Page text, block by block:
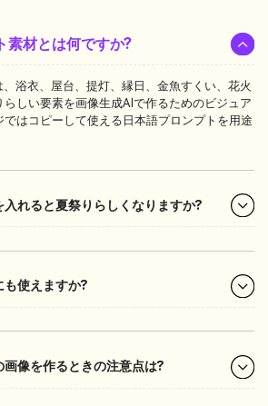
素材とは何ですか?
浴衣、屋台、提灯、縁日、金魚すくい、花火
しい要素を画像生成AIで作るためのビジュア
はコピーして使える日本語プロンプトを用途
れると夏祭りらしくなりますか?
使えますか?
像を作るときの注意点は?